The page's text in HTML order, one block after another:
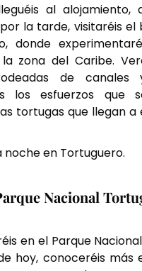
al alojamiento,
la tarde, visitaréis el
donde
zona del Caribe.
de canales
los esfuerzos que
tortugas que llegan a
noche en Tortuguero.
Nacional
en el Parque
hoy, conoceréis más